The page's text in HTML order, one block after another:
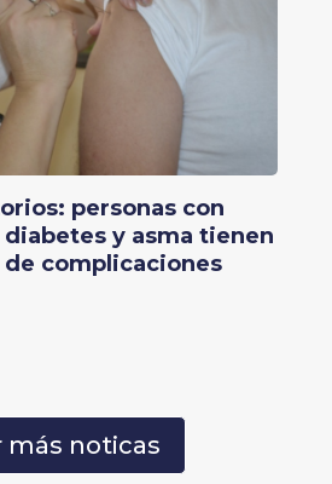
personas con
y asma tienen
complicaciones
más noticas